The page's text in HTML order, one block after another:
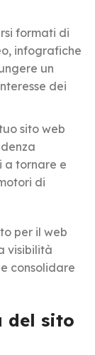
formati di
infografiche
un
dei
sito web
a tornare e
di
per il web
visibilità
consolidare
del sito